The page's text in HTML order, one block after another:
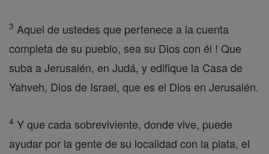
3 Aquel de ustedes que pertenece a la cuenta
completa de su pueblo, sea su Dios con él ! Que
suba a Jerusalén, en Judá, y edifique la Casa de
Yahveh, Dios de Israel, que es el Dios en Jerusalén.
4 Y que cada sobreviviente, donde vive, puede
ayudar por la gente de su localidad con la plata, el